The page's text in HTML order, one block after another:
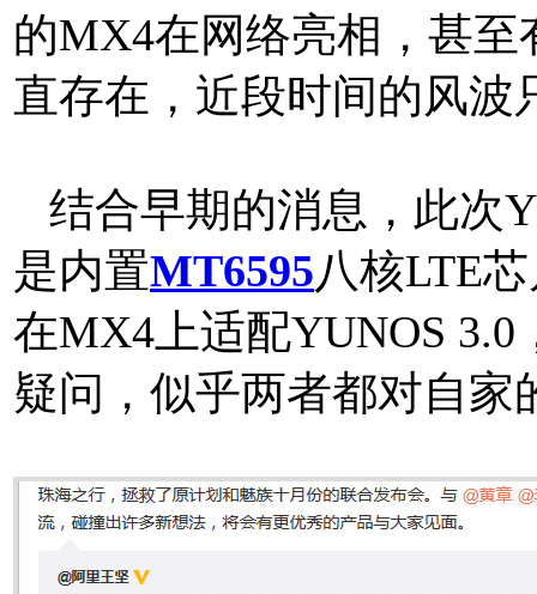
的MX4在网络亮相，甚
直存在，近段时间的风波
结合早期的消息，此次
是内置MT6595八核LTE
在MX4上适配YUNOS
疑问，似乎两者都对自家